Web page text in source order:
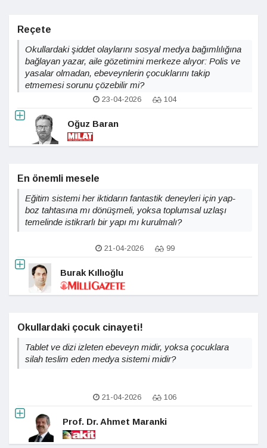
Reçete
Okullardaki şiddet olaylarını sosyal medya bağımlılığına
bağlayan yazar, aile gözetimini merkeze alıyor: Polis ve
yasalar olmadan, ebeveynlerin çocuklarını takip
etmemesi sorunu çözebilir mi?
23-04-2026 104
Oğuz Baran
En önemli mesele
Eğitim sistemi her iktidarın fantastik deneyleri için yap-
boz tahtasına mı dönüşmeli, yoksa toplumsal uzlaşı
temelinde istikrarlı bir yapı mı kurulmalı?
21-04-2026 99
Burak Kıllıoğlu
Okullardaki çocuk cinayeti!
Tablet ve dizi izleten ebeveyn midir, yoksa çocuklara
silah teslim eden medya sistemi midir?
21-04-2026 106
Prof. Dr. Ahmet Maranki